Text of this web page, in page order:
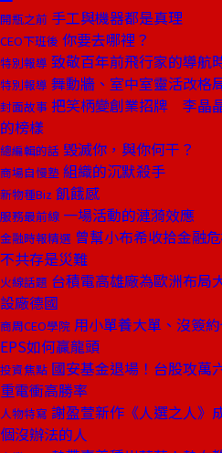
開瓶之前 手工與機器都是真理
CEO下班後 你要去哪裡？
特別報導 致敬百年前飛行家的導
特別報導 舞動牆、室中室靈活改
封面故事 把笑柄變創業招牌 李晶
的榜樣
總編輯的話 毀滅你，與你何干？
商場自慢塾 組織的沉默殺手
新物種Biz 飢餓感
服務最前線 一場活動的漣漪效應
金融時報精選 曾幫小布希收拾金融
不共存是災難
火線話題 台積電高雄廠為歐洲布局
設廠德國
商周CEO學院 用小單養大單、沒簽
EPS如何贏龍頭
投資焦點 國安基金退場！台股攻萬
重電衝高勝率
人物特寫 謝盈萱新作《人選之人》
個沒辦法的人